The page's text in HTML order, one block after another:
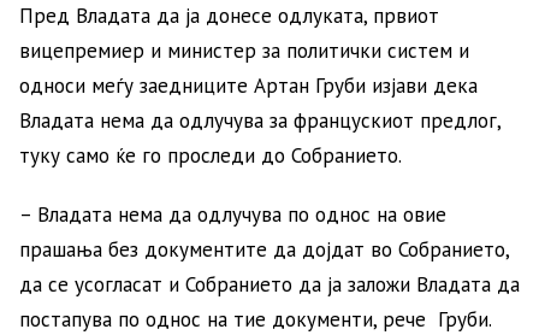
Пред Владата да ја донесе одлуката, првиот
вицепремиер и министер за политички систем и
односи меѓу заедниците Артан Груби изјави дека
Владата нема да одлучува за францускиот предлог,
туку само ќе го проследи до Собранието.
– Владата нема да одлучува по однос на овие
прашања без документите да дојдат во Собранието,
да се усогласат и Собранието да ја заложи Владата да
постапува по однос на тие документи, рече Груби.